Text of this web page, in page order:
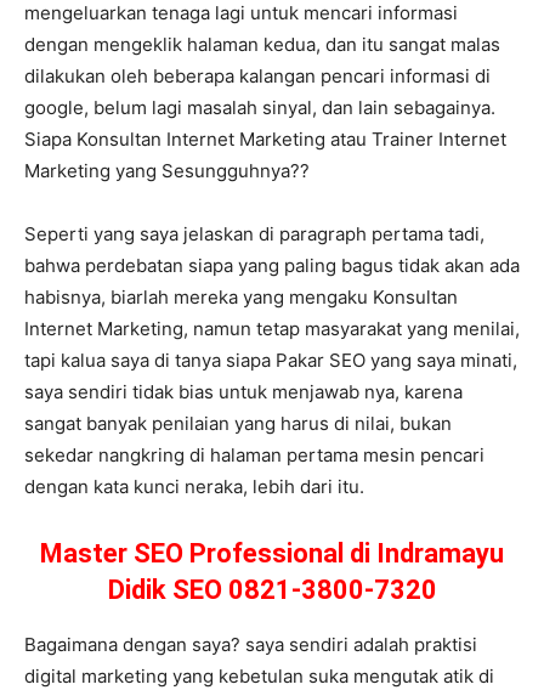
mengeluarkan tenaga lagi untuk mencari informasi
dengan mengeklik halaman kedua, dan itu sangat malas
dilakukan oleh beberapa kalangan pencari informasi di
google, belum lagi masalah sinyal, dan lain sebagainya.
Siapa Konsultan Internet Marketing atau Trainer Internet
Marketing yang Sesungguhnya??
Seperti yang saya jelaskan di paragraph pertama tadi,
bahwa perdebatan siapa yang paling bagus tidak akan ada
habisnya, biarlah mereka yang mengaku Konsultan
Internet Marketing, namun tetap masyarakat yang menilai,
tapi kalua saya di tanya siapa Pakar SEO yang saya minati,
saya sendiri tidak bias untuk menjawab nya, karena
sangat banyak penilaian yang harus di nilai, bukan
sekedar nangkring di halaman pertama mesin pencari
dengan kata kunci neraka, lebih dari itu.
Master SEO Professional di Indramayu
Didik SEO 0821-3800-7320
Bagaimana dengan saya? saya sendiri adalah praktisi
digital marketing yang kebetulan suka mengutak atik di